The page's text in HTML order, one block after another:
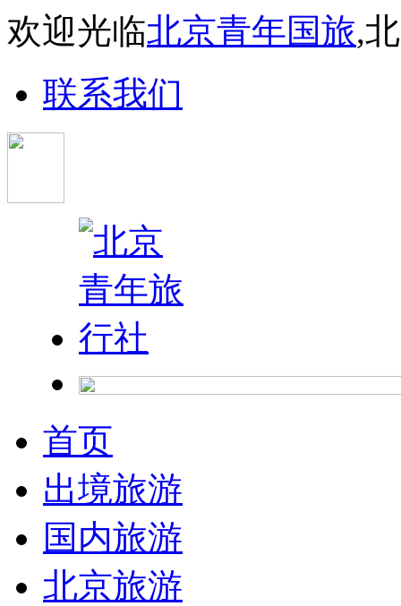
欢迎光临北京青年国旅,
联系我们
首页
出境旅游
国内旅游
北京旅游